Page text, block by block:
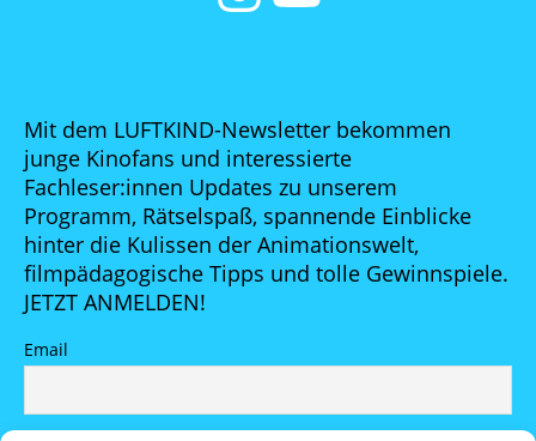
Mit dem LUFTKIND-Newsletter bekommen
junge Kinofans und interessierte
Fachleser:innen Updates zu unserem
Programm, Rätselspaß, spannende Einblicke
hinter die Kulissen der Animationswelt,
filmpädagogische Tipps und tolle Gewinnspiele.
JETZT ANMELDEN!
Email